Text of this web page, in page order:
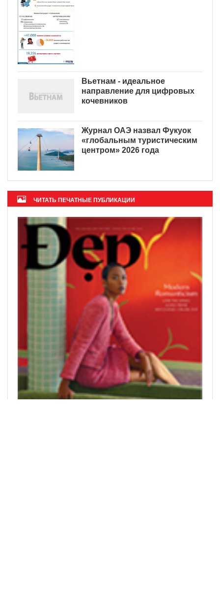
Вьетнам - идеальное
направление для цифровых
кочевников
Журнал ОАЭ назвал Фукуок
«глобальным туристическим
центром» 2026 года
ЧИТАТЬ ПЕЧАТНЫЕ ПУБЛИКАЦИИ